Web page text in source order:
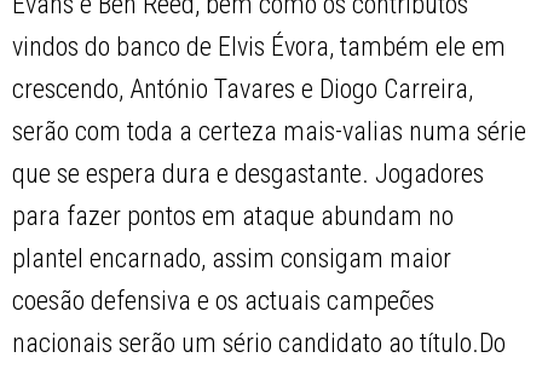
vindos do banco de Elvis Évora, também ele em
crescendo, António Tavares e Diogo Carreira,
serão com toda a certeza mais-valias numa série
que se espera dura e desgastante. Jogadores
para fazer pontos em ataque abundam no
plantel encarnado, assim consigam maior
coesão defensiva e os actuais campeões
nacionais serão um sério candidato ao título.Do